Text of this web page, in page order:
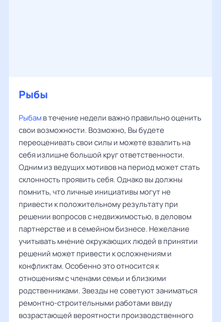
Рыбы
Рыбамв течение недели важно правильно оценить
свои возможности. Возможно, Вы будете
переоценивать свои силы и можете взвалить на
себя излишне большой круг ответственности.
Одним из ведущих мотивов на период может стать
склонность проявить себя. Однако вы должны
помнить, что личные инициативы могут не
привести к положительному результату при
решении вопросов с недвижимостью, в деловом
партнерстве и в семейном бизнесе. Нежелание
учитывать мнение окружающих людей в принятии
решений может привести к осложнениям и
конфликтам. Особенно это относится к
отношениям с членами семьи и близкими
родственниками. Звезды не советуют заниматься
ремонтно-строительными работами ввиду
возрастающей вероятности производственного